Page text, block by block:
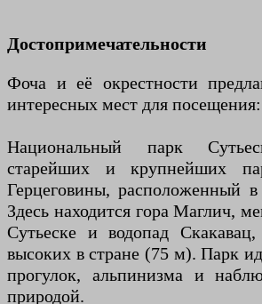
Достопримечательности
Фоча и её окрестности
интересных мест для посещения:
Национальный парк
старейших и крупнейших
Герцеговины, расположенный
Здесь находится гора Маглич,
Сутьеске и водопад
высоких в стране (75 м). Парк
прогулок, альпинизма и
природой.